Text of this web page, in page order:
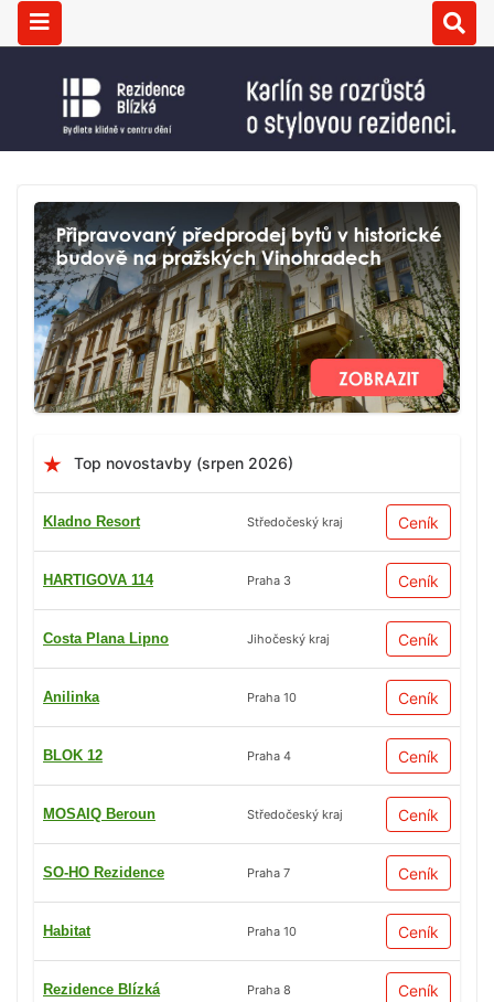
Top novostavby (srpen 2026)
Kladno Resort Středočeský kraj Ceník
HARTIGOVA 114 Praha 3 Ceník
Costa Plana Lipno Jihočeský kraj Ceník
Anilinka Praha 10 Ceník
BLOK 12 Praha 4 Ceník
MOSAIQ Beroun Středočeský kraj Ceník
SO-HO Rezidence Praha 7 Ceník
Habitat Praha 10 Ceník
Rezidence Blízká Praha 8 Ceník